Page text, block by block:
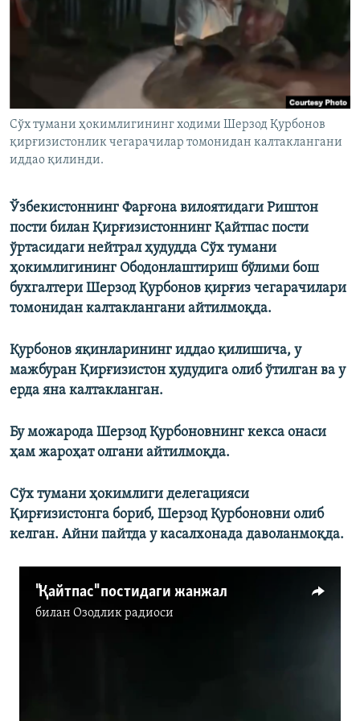
Сўх тумани ҳокимлигининг ходими Шерзод Қурбонов
қирғизистонлик чегарачилар томонидан калтаклангани
иддао қилинди.
Ўзбекистоннинг Фарғона вилоятидаги Риштон
пости билан Қирғизистоннинг Қайтпас пости
ўртасидаги нейтрал ҳудудда Сўх тумани
ҳокимлигининг Ободонлаштириш бўлими бош
бухгалтери Шерзод Қурбонов қирғиз чегарачилари
томонидан калтаклангани айтилмоқда.
Қурбонов яқинларининг иддао қилишича, у
мажбуран Қирғизистон ҳудудига олиб ўтилган ва у
ерда яна калтакланган.
Бу можарода Шерзод Қурбоновнинг кекса онаси
ҳам жароҳат олгани айтилмоқда.
Сўх тумани ҳокимлиги делегацияси
Қирғизистонга бориб, Шерзод Қурбоновни олиб
келган. Айни пайтда у касалхонада даволанмоқда.
"Қайтпас" постидаги жанжал
билан Озодлик радиоси